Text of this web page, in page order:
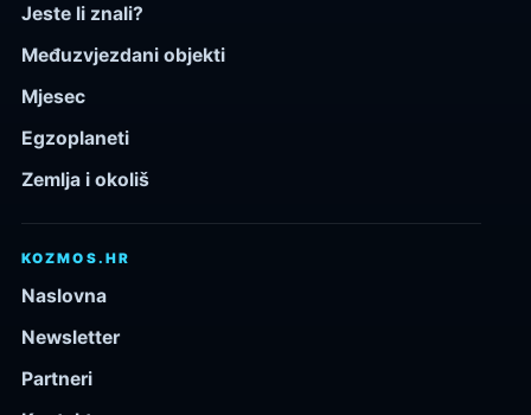
Jeste li znali?
Međuzvjezdani objekti
Mjesec
Egzoplaneti
Zemlja i okoliš
KOZMOS.HR
Naslovna
Newsletter
Partneri